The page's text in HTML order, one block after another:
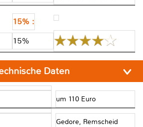
15% :
15%
Daten
um 110 Euro
Gedore, Remscheid